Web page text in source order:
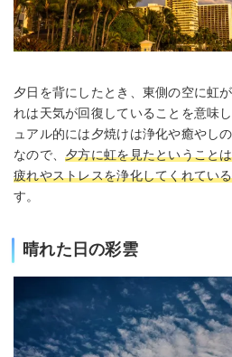
夕日を背にしたとき、東側の空に虹
れは天気が回復していることを意味
ュアル的には夕焼けは浄化や癒やし
なので、夕方に虹を見たということ
疲れやストレスを浄化してくれている
す。
晴れた日の彩雲